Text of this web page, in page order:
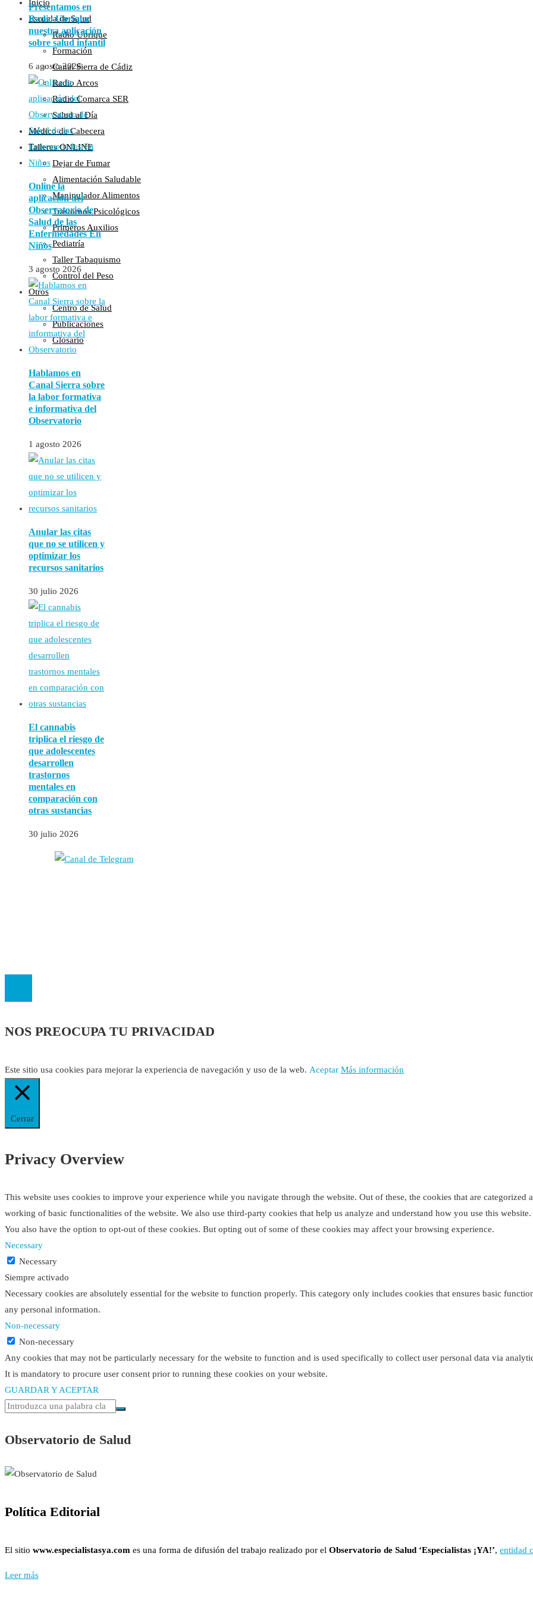
Inicio
Escuela de Salud
Radio Ubrique
Formación
Canal Sierra de Cádiz
Radio Arcos
Radio Comarca SER
Salud al Día
Médico de Cabecera
Talleres ONLINE
Dejar de Fumar
Alimentación Saludable
Manipulador Alimentos
Trastornos Psicológicos
Primeros Auxilios
Pediatría
Taller Tabaquismo
Control del Peso
Otros
Centro de Salud
Publicaciones
Glosario
Presentamos en
Radio Ubrique
nuestra aplicación
sobre salud infantil
6 agosto 2026
Online la
aplicación del
Observatorio de
Salud de las
Enfermedades En
Niños
3 agosto 2026
Hablamos en
Canal Sierra sobre
la labor formativa
e informativa del
Observatorio
1 agosto 2026
Anular las citas
que no se utilicen y
optimizar los
recursos sanitarios
30 julio 2026
El cannabis
triplica el riesgo de
que adolescentes
desarrollen
trastornos
mentales en
comparación con
otras sustancias
30 julio 2026
NOS PREOCUPA TU PRIVACIDAD
Este sitio usa cookies para mejorar la experiencia de navegación y uso de la web. Aceptar Más información
Cerrar
Privacy Overview
This website uses cookies to improve your experience while you navigate through the website. Out of these, the cookies that are categorized
working of basic functionalities of the website. We also use third-party cookies that help us analyze and understand how you use this
You also have the option to opt-out of these cookies. But opting out of some of these cookies may affect your browsing experience.
Necessary
Necessary
Siempre activado
Necessary cookies are absolutely essential for the website to function properly. This category only includes cookies that ensures basic
any personal information.
Non-necessary
Non-necessary
Any cookies that may not be particularly necessary for the website to function and is used specifically to collect user personal data via
It is mandatory to procure user consent prior to running these cookies on your website.
GUARDAR Y ACEPTAR
Observatorio de Salud
Política Editorial
El sitio www.especialistasya.com es una forma de difusión del trabajo realizado por el Observatorio de Salud ‘Especialistas ¡YA!’, entidad
Leer más